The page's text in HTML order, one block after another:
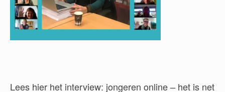
Lees hier het interview: jongeren online – het is net